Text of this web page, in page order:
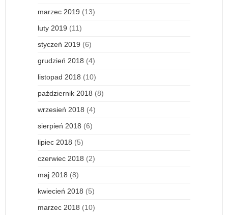
marzec 2019 (13)
luty 2019 (11)
styczeń 2019 (6)
grudzień 2018 (4)
listopad 2018 (10)
październik 2018 (8)
wrzesień 2018 (4)
sierpień 2018 (6)
lipiec 2018 (5)
czerwiec 2018 (2)
maj 2018 (8)
kwiecień 2018 (5)
marzec 2018 (10)